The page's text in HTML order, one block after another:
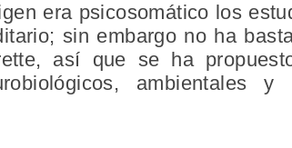
era psicosomático los
sin embargo no ha
así que se ha
ambientales